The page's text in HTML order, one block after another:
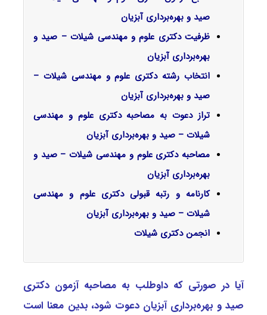
صید و بهره‌برداری آبزیان
ظرفیت دکتری علوم و مهندسی شیلات – صید و
بهره‌برداری آبزیان
انتخاب رشته دکتری علوم و مهندسی شیلات –
صید و بهره‌برداری آبزیان
تراز دعوت به مصاحبه دکتری علوم و مهندسی
شیلات – صید و بهره‌برداری آبزیان
مصاحبه دکتری علوم و مهندسی شیلات – صید و
بهره‌برداری آبزیان
کارنامه و رتبه قبولی دکتری علوم و مهندسی
شیلات – صید و بهره‌برداری آبزیان
انجمن دکتری شیلات
آیا در صورتی که داوطلب به مصاحبه آزمون دکتری
صید و ﺑﻬﺮهﺑﺮداری آﺑﺰیان دعوت شود، بدین معنا است